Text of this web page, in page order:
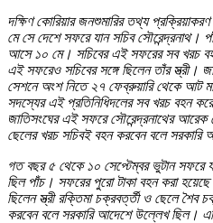
দক্ষিণ কোরিয়ার জনশুমারির তথ্য
মে সে দেশে সফরে যান সচিব সৌরেন্দ্রনাথ।
আসে ১০ মে। সচিবের এই সফরের সব খরচ
এই সফরেও সচিবের সঙ্গে ছিলেন তাঁর স্ত্রী।
সেশনে অংশ নিতে ২৭ ফেব্রুয়ারি থেকে আট
সদস্যের এই প্রতিনিধিদলের সব খরচ বহন
জাতিসংঘের এই সফরে সৌরেন্দ্রনাথের আরেক
ছেলের খরচ সচিবই বহন করবেন বলে সরকারি
গত বছর ৫ থেকে ১০ সেপ্টেম্বর ভুটান সফরে
ছিল পাঁচ। সফরের পুরো টাকা বহন করা
ছিলেন স্ত্রী রক্তিমা চক্রবর্ত্তী ও ছেলে শৈব
করবেন বলে সরকারি আদেশে উল্লেখ ছিল।